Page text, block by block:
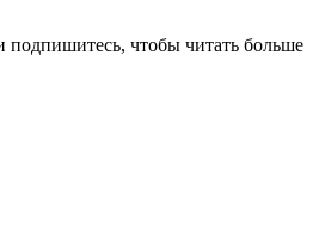
подпишитесь, чтобы читать больше